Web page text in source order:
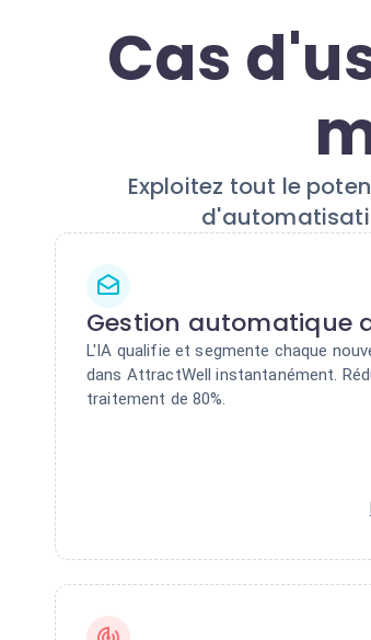
Cas
Exploitez tout le
Gestion automatique
L'IA qualifie et segmente chaque
dans AttractWell instantanément.
traitement de 80%.